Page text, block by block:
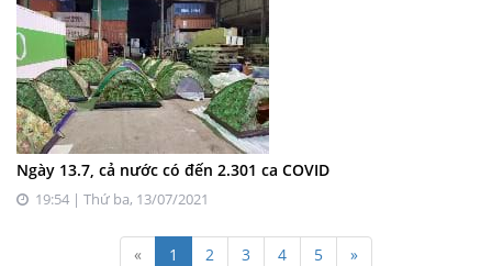
Ngày 13.7, cả nước có đến 2.301 ca COVID
19:54 | Thứ ba, 13/07/2021
« 1 2 3 4 5 »